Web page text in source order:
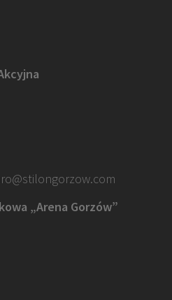
„Arena Gorzów”